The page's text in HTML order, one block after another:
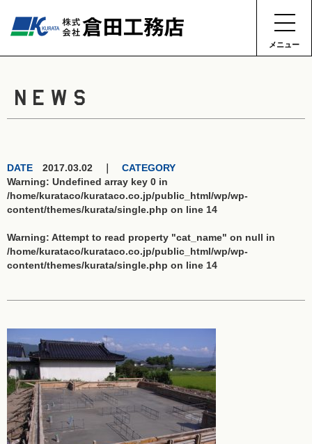
メニュー
NEWS
DATE 2017.03.02 ｜ CATEGORY
Warning: Undefined array key 0 in
/home/kurataco/kurataco.co.jp/public_html/wp/wp-
content/themes/kurata/single.php on line 14
Warning: Attempt to read property "cat_name" on null in
/home/kurataco/kurataco.co.jp/public_html/wp/wp-
content/themes/kurata/single.php on line 14